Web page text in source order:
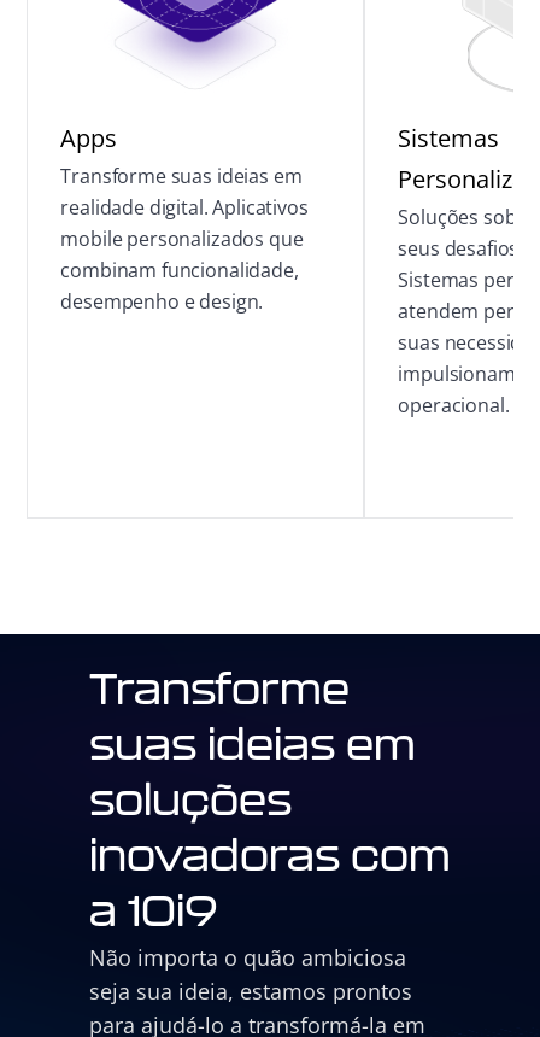
Apps
Transforme suas ideias em
realidade digital. Aplicativos
mobile personalizados que
combinam funcionalidade,
desempenho e design.
Sistemas
Soluções sob
seus desafios
Sistemas
atendem
suas
impulsionam
operacional.
Transforme
suas ideias em
soluções
inovadoras com
a 10i9
Não importa o quão ambiciosa
seja sua ideia, estamos prontos
para ajudá-lo a transformá-la em